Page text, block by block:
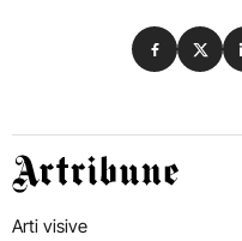
Condividi
Artribune
Arti visive